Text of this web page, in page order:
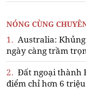
NÓNG CÙNG
1. Australia:
ngày càng trầm
2. Đất ngoại thành
điểm chỉ hơn 6